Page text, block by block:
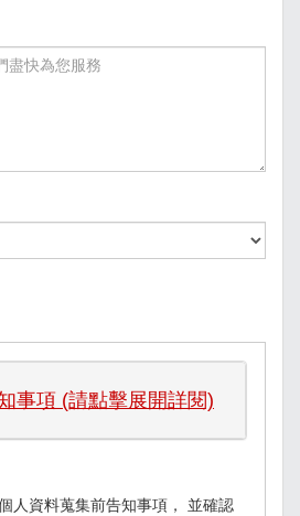
事項 (請點擊展開詳閱)
人資料蒐集前告知事項， 並確認